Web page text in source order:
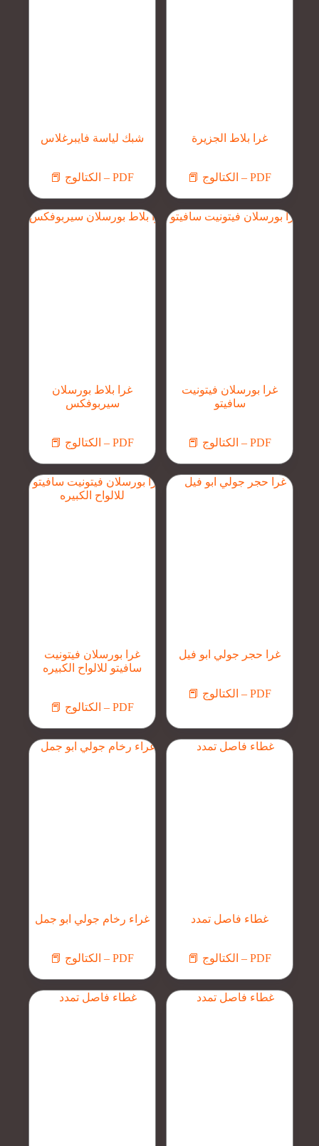
شبك لياسة فايبرغلاس
📕 الكتالوج – PDF
غرا بلاط الجزيرة
📕 الكتالوج – PDF
غرا بلاط بورسلان
سيربوفكس
📕 الكتالوج – PDF
غرا بورسلان فيتونيت
سافيتو
📕 الكتالوج – PDF
غرا بورسلان فيتونيت
سافيتو للالواح الكبيره
📕 الكتالوج – PDF
غرا حجر جولي ابو فيل
📕 الكتالوج – PDF
غراء رخام جولي ابو جمل
📕 الكتالوج – PDF
غطاء فاصل تمدد
📕 الكتالوج – PDF